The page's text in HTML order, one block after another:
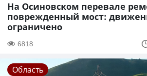
На Осиновском перевале
поврежденный мост:
ограничено
6818
Область